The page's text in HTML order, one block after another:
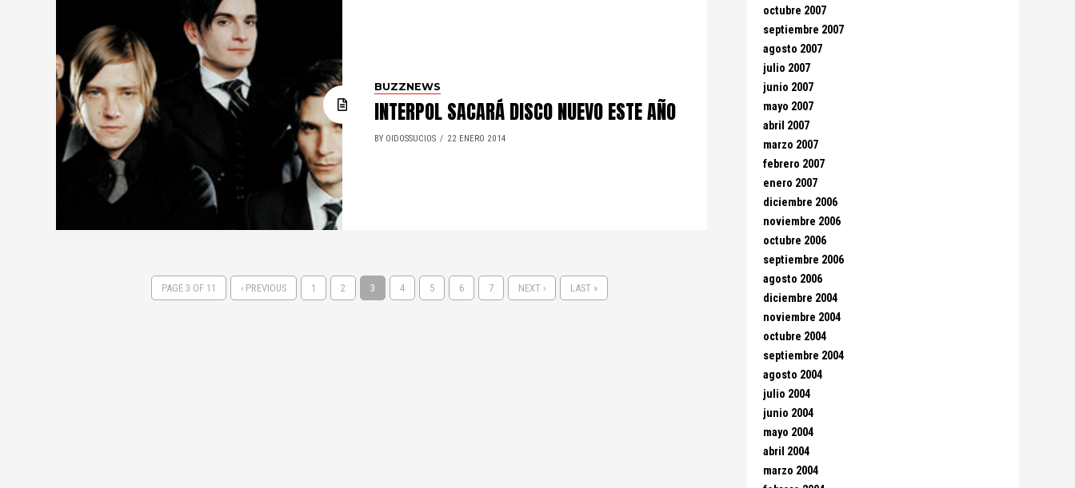
BUZZNEWS
INTERPOL SACARÁ DISCO NUEVO ESTE AÑO
BY OIDOSSUCIOS 22 ENERO 2014
PAGE 3 OF 11 ‹ PREVIOUS 1 2 3 4 5 6 7 NEXT › LAST »
octubre 2007
septiembre 2007
agosto 2007
julio 2007
junio 2007
mayo 2007
abril 2007
marzo 2007
febrero 2007
enero 2007
diciembre 2006
noviembre 2006
octubre 2006
septiembre 2006
agosto 2006
diciembre 2004
noviembre 2004
octubre 2004
septiembre 2004
agosto 2004
julio 2004
junio 2004
mayo 2004
abril 2004
marzo 2004